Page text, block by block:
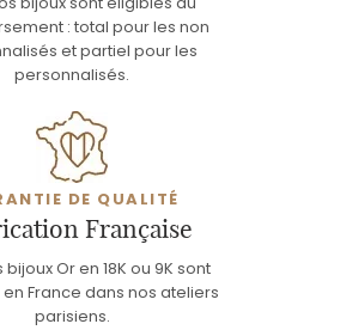
: total pour les non
et partiel pour les
personnalisés.
DE QUALITÉ
Française
bijoux Or en 18K ou 9K sont
France dans nos ateliers
parisiens.